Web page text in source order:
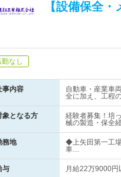
【設備保全
勤なし
事内容
自動車・産業車
全に加え、工程
象となる方
経験者募集！培
械の製造・保全
務地
◆上矢田第一工
車…
与 月給22万9000円